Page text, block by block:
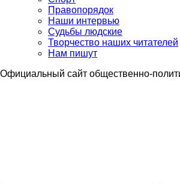
Правопорядок
Наши интервью
Судьбы людские
Творчество наших читателей
Нам пишут
Официальный сайт общественно-